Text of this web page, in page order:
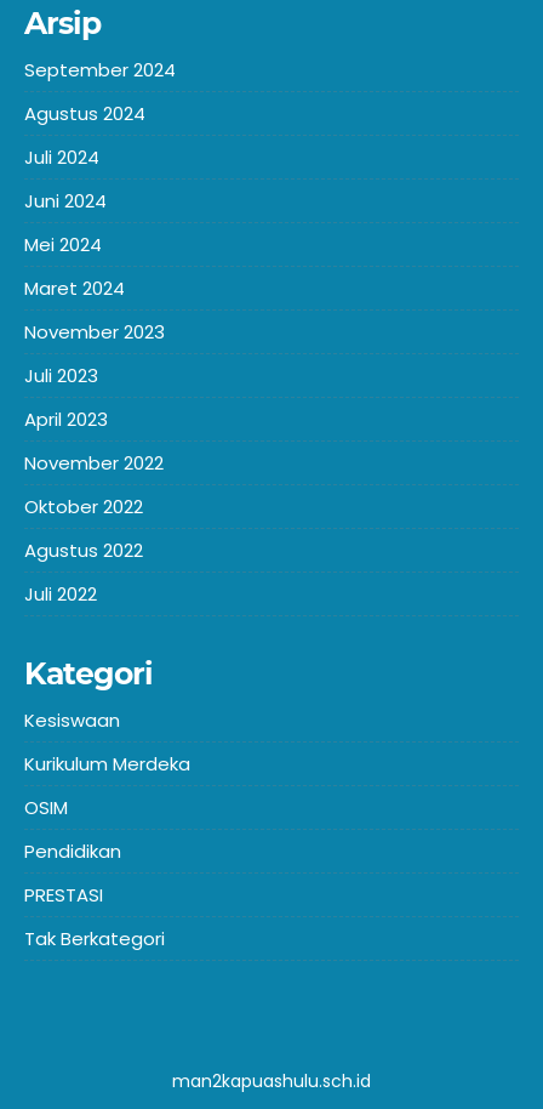
Arsip
September 2024
Agustus 2024
Juli 2024
Juni 2024
Mei 2024
Maret 2024
November 2023
Juli 2023
April 2023
November 2022
Oktober 2022
Agustus 2022
Juli 2022
Kategori
Kesiswaan
Kurikulum Merdeka
OSIM
Pendidikan
PRESTASI
Tak Berkategori
man2kapuashulu.sch.id